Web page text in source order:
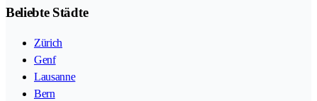
Beliebte Städte
Zürich
Genf
Lausanne
Bern